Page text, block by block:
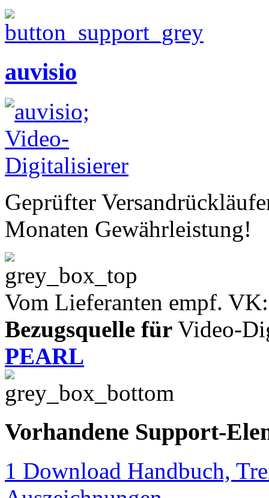
auvisio
Geprüfter
Monaten Gewährleistung!
Vom Lieferanten empf.
Bezugsquelle für Video-
PEARL
Vorhandene Support-
1 Download Handbuch,